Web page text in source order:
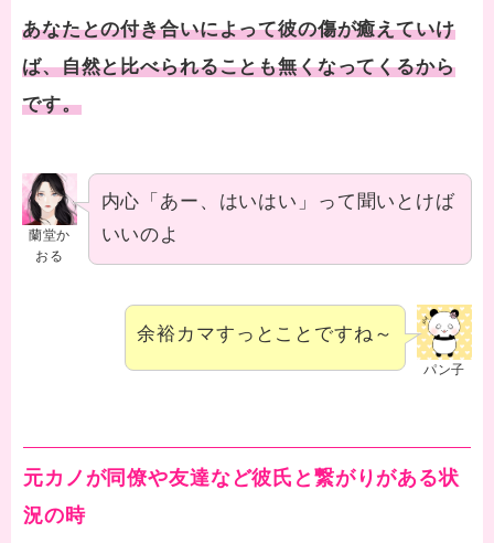
あなたとの付き合いによって彼の傷が癒えていけ
ば、自然と比べられることも無くなってくるから
です。
蘭堂か
おる
内心「あー、はいはい」って聞いとけば
いいのよ
パン子
余裕カマすっとことですね～
元カノが同僚や友達など彼氏と繋がりがある状
況の時